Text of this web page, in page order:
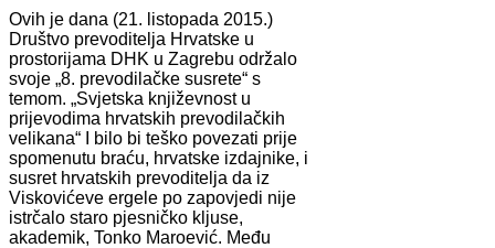
Ovih je dana (21. listopada 2015.)
Društvo prevoditelja Hrvatske u
prostorijama DHK u Zagrebu održalo
svoje „8. prevodilačke susrete“ s
temom. „Svjetska književnost u
prijevodima hrvatskih prevodilačkih
velikana“ I bilo bi teško povezati prije
spomenutu braću, hrvatske izdajnike, i
susret hrvatskih prevoditelja da iz
Viskovićeve ergele po zapovjedi nije
istrčalo staro pjesničko kljuse,
akademik, Tonko Maroević. Među